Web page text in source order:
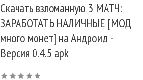
Скачать взломанную 3 МАТЧ:
ЗАРАБОТАТЬ НАЛИЧНЫЕ [МОД
много монет] на Андроид -
Версия 0.4.5 apk